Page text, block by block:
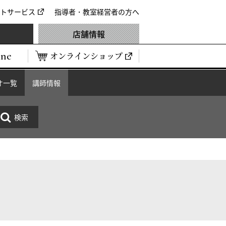
サービス 指導者・教室経営者の方へ
オンラインショップ
店舗情報
一覧 講師情報